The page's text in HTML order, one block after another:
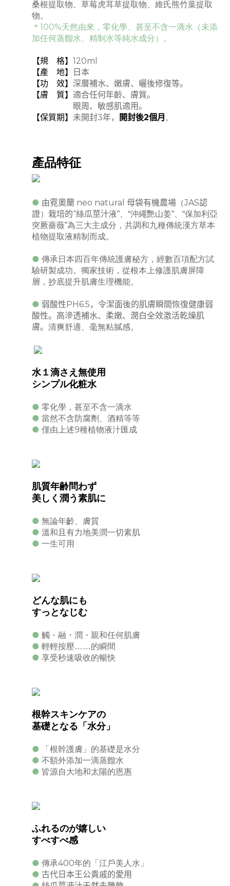
桑根提取物、草莓虎耳草提取物、維氏熊竹葉提取
物。
＊100%天然由來， 零化學、甚至不含一滴水（未添
加任何蒸餾水、精制水等純水成分）。
【規 格】 120ml
【產 地】
日本
【功 效】 深層補水、嫩膚、曬後修復等。
【膚 質】 適合任何年齡、膚質。
眼周、敏感肌適用。
【保質期】 未開封3年， 開封後2個月 。
產品特征
● 由霓奧蘭 neo natural 母袋有機農場 （JAS認
證） 栽培的“絲瓜莖汁液”、“沖繩艷山姜”、“保加利亞
突厥薔薇”為三大主成分，共調和九種傳統漢方草本
植物提取液精制而成。
● 傳承日本四百年傳統護膚秘方，經數百項配方試
驗研製成功。獨家技術，從根本上修護肌膚屏障
層，抄底提升肌膚生理機能。
● 弱酸性PH6.5 ，令潔面後的肌膚瞬間恢復健康弱
酸性。高滲透補水、柔嫩、潤白全效激活乾燥肌
膚。 清爽舒適、毫無粘膩感。
水１滴さえ無使用
シンプル化粧水
● 零化學，甚至不含一滴水
● 當然不含防腐劑、酒精等等
● 僅由上述9種植物液汁匯成
肌質年齢問わず
美しく潤う素肌に
● 無論年齡、膚質
● 溫和且有力地美潤一切素肌
● 一生可用
どんな肌にも
すっとなじむ
● 觸・融・潤・親和任何肌膚
● 輕輕按壓……的瞬間
● 享受秒速吸收的暢快
根幹スキンケアの
基礎となる「水分」
● 「根幹護膚」的基礎是水分
● 不額外添加一滴蒸餾水
● 皆源自大地和太陽的恩惠
ふれるのが嬉しい
すべすべ感
● 傳承400年的「江戶美人水」
● 古代日本王公貴戚的愛用